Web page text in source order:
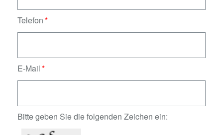
Telefon
E-Mail
Bitte geben Sie die folgenden Zeichen ein: